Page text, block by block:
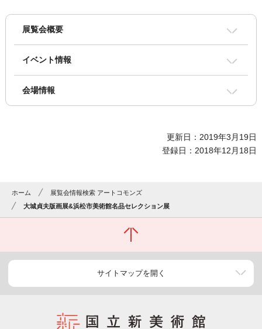
展覧会概要
イベント情報
会場情報
更新日：2019年3月19日
登録日：2018年12月18日
ホーム
展覧会情報検索 アートコモンズ
大城貞夫版画展&浜松市美術館名品セレクション展
サイトマップを開く